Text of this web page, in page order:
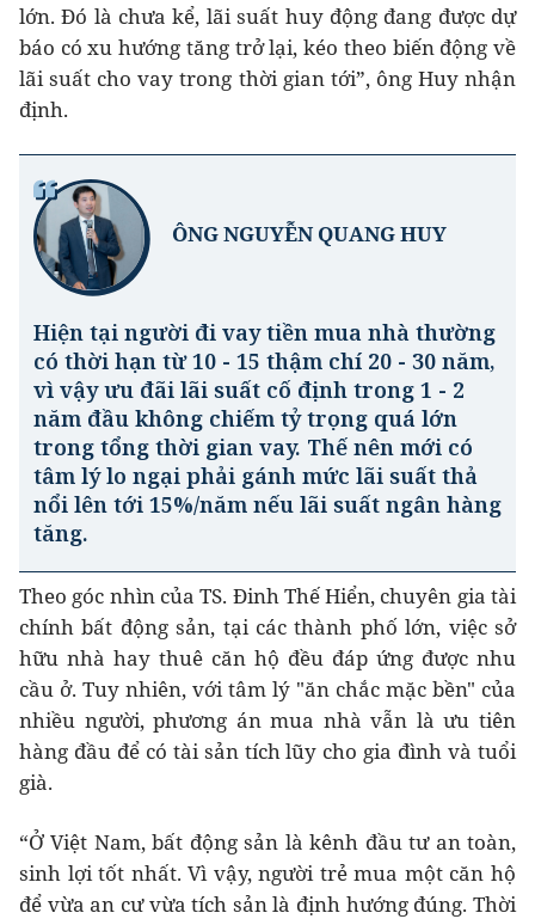
lớn. Đó là chưa kể, lãi suất huy động đang được dự
báo có xu hướng tăng trở lại, kéo theo biến động về
lãi suất cho vay trong thời gian tới”, ông Huy nhận
định.
Theo góc nhìn của TS. Đinh Thế Hiển, chuyên gia tài
chính bất động sản, tại các thành phố lớn, việc sở
hữu nhà hay thuê căn hộ đều đáp ứng được nhu
cầu ở. Tuy nhiên, với tâm lý "ăn chắc mặc bền" của
nhiều người, phương án mua nhà vẫn là ưu tiên
hàng đầu để có tài sản tích lũy cho gia đình và tuổi
già.
“Ở Việt Nam, bất động sản là kênh đầu tư an toàn,
sinh lợi tốt nhất. Vì vậy, người trẻ mua một căn hộ
để vừa an cư vừa tích sản là định hướng đúng. Thời